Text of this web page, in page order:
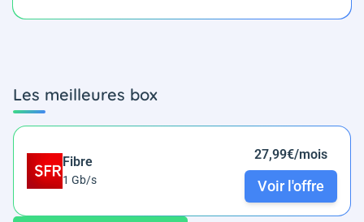
Les meilleures box
Fibre
1 Gb/s
27,99€/mois
Voir l'offre